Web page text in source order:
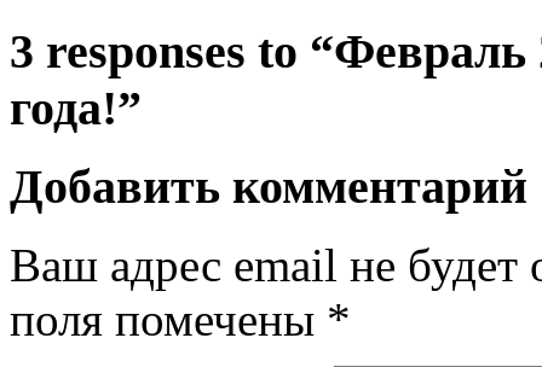
3 responses to “Февраль
года!”
Добавить комментарий
Ваш адрес email не будет
поля помечены *